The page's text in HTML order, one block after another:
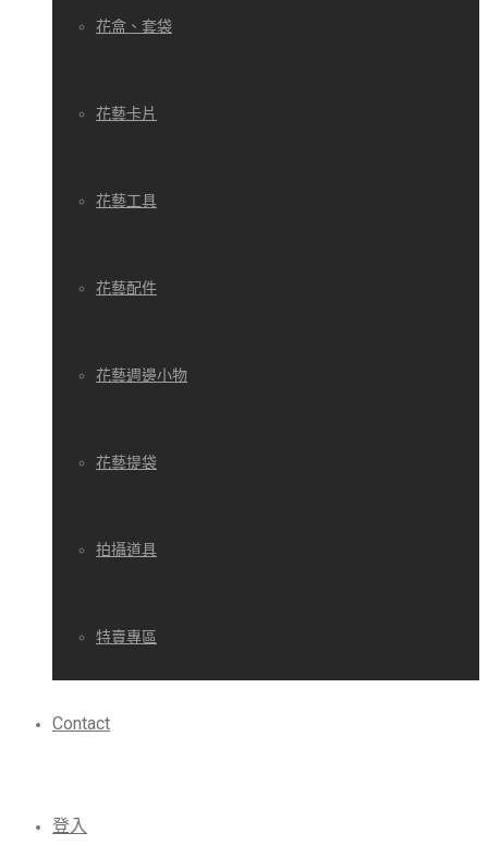
花盒、套袋
花藝卡片
花藝工具
花藝配件
花藝週邊小物
花藝提袋
拍攝道具
特賣專區
Contact
登入